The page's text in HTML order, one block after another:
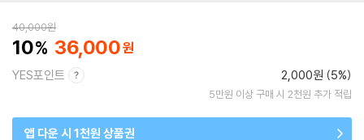
40,000원
10 36,000
YES포인트 2,000원 (5%)
5만원 이상 구매 시 2천원 추가 적립
앱 다운 시 1천원 상품권